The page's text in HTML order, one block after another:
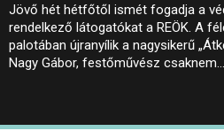
Jövő hét hétfőtől ismét fogadja a
rendelkező látogatókat a REÖK. A
palotában újranyílik a nagysikerű
Nagy Gábor, festőművész csaknem…